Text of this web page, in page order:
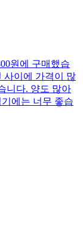
원에 구매했습
사이에 가격이 많
니다. 양도 많아
에는 너무 좋습